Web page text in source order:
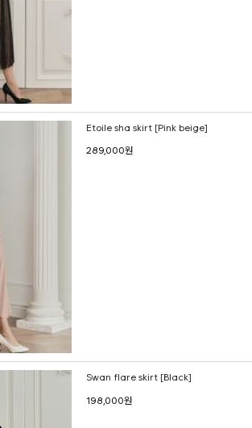
Etoile sha skirt [Pink beige]
289,000원
Swan flare skirt [Black]
198,000원